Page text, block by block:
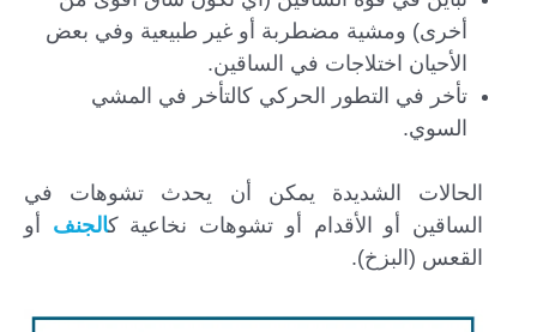
أخرى) ومشية مضطربة أو غير طبيعية وفي بعض
الأحيان اختلاجات في الساقين.
تأخر في التطور الحركي كالتأخر في المشي
السوي.
الحالات الشديدة يمكن أن يحدث تشوهات في
الساقين أو الأقدام أو تشوهات نخاعية كالجنف أو
القعس (البزخ).